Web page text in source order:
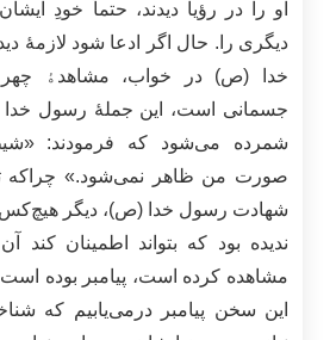
او را در رؤیا دیدند، حتماً خودِ
دیگری را. حال اگر ادعا شود لازمۀ
خدا (ص) در خواب، مشاهدﮤ
جسمانی است، این جملۀ رسول
شمرده می‌شود که فرمودند:
صورت من ظاهر نمی‌شود.» چراکه
شهادت رسول خدا‌ (ص)، دیگر هیچ‌کس
ندیده بود که بتواند اطمینان کند
مشاهده کرده است، پیامبر بوده
این سخن پیامبر درمی‌یابیم که